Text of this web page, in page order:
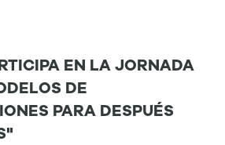
EN LA JORNADA
DE
PARA DESPUÉS